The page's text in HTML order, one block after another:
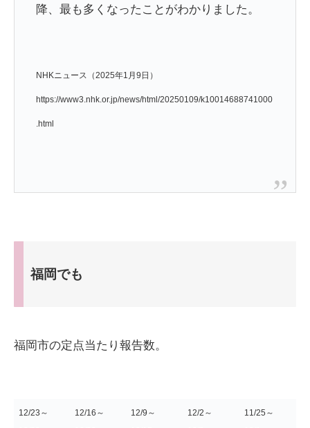
降、最も多くなったことがわかりました。
NHKニュース （2025年1月9日）
https://www3.nhk.or.jp/news/html/20250109/k10014688741000
.html
福岡でも
福岡市の定点当たり報告数。
12/23～
12/16～
12/9～
12/2～
11/25～